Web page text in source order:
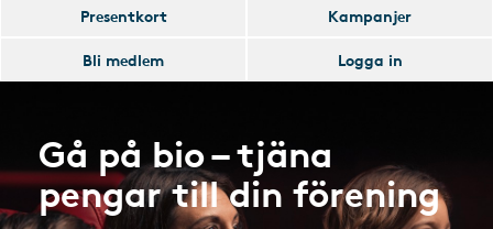
Presentkort
Kampanjer
Bli medlem
Logga in
Gå på bio – tjäna
pengar till din förening